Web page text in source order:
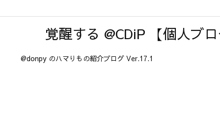
覚醒する @CDiP 【個人ブ
@donpy のハマりもの紹介ブログ Ver.17.1